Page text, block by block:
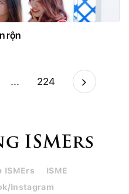
rộn
... 224
ISMErs
ISMErs
ISME
Instagram